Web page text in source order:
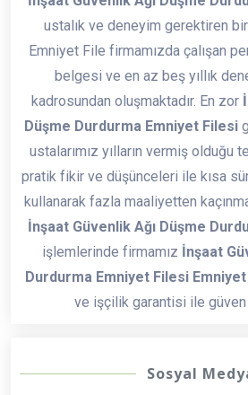
ustalık ve deneyim gerektiren
Emniyet File firmamızda çalışan
belgesi ve en az beş yıllık
kadrosundan oluşmaktadır. En zor
Düşme Durdurma Emniyet Filesi
ustalarımız yılların vermiş olduğu
pratik fikir ve düşünceleri ile kısa
kullanarak fazla maaliyetten
İnşaat Güvenlik Ağı Düşme
işlemlerinde firmamız İnşaat
Durdurma Emniyet Filesi
ve işçilik garantisi ile
Sosyal